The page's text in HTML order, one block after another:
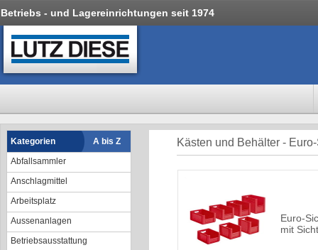
Betriebs - und Lagereinrichtungen seit 1974
Kategorien
A bis Z
Abfallsammler
Anschlagmittel
Arbeitsplatz
Aussenanlagen
Betriebsausstattung
Kästen und Behälter -
Euro-
mit